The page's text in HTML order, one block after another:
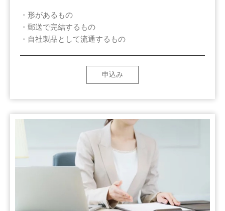
・形があるもの
・郵送で完結するもの
・自社製品として流通するもの
申込み